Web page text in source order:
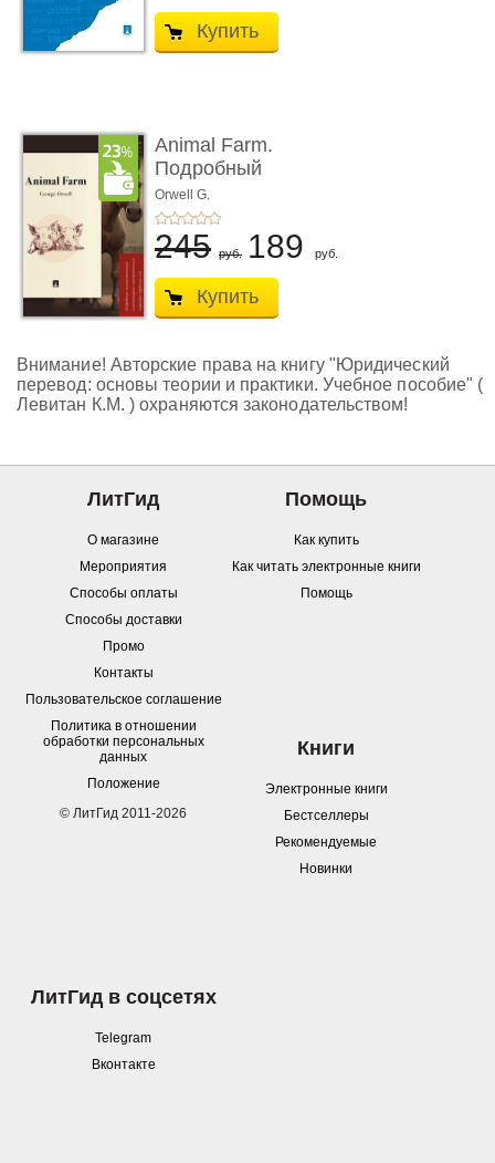
Купить
Animal Farm.
Подробный
лингвистический
комментарий ...
Orwell G.
245 руб. 189 руб.
Купить
Внимание! Авторские права на книгу "Юридический
перевод: основы теории и практики. Учебное пособие" (
Левитан К.М. ) охраняются законодательством!
ЛитГид
О магазине
Мероприятия
Способы оплаты
Способы доставки
Промо
Контакты
Пользовательское соглашение
Политика в отношении
обработки персональных
данных
Положение
© ЛитГид 2011-2026
Помощь
Как купить
Как читать электронные книги
Помощь
Книги
Электронные книги
Бестселлеры
Рекомендуемые
Новинки
ЛитГид в соцсетях
Telegram
Вконтакте